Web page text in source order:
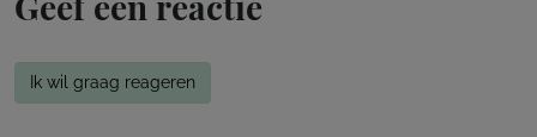
Ik wil graag reageren